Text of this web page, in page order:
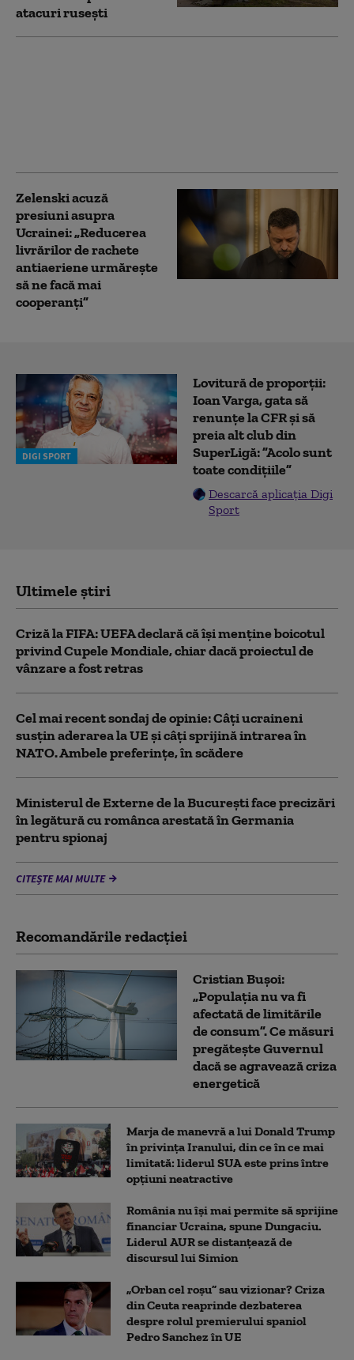
atacuri rusești
Zelenski acuză
presiuni asupra
Ucrainei: „Reducerea
livrărilor de rachete
antiaeriene urmărește
să ne facă mai
cooperanți”
DIGI SPORT
Lovitură de proporții:
Ioan Varga, gata să
renunțe la CFR și să
preia alt club din
SuperLigă: ”Acolo sunt
toate condițiile”
Descarcă aplicația Digi
Sport
Ultimele știri
Criză la FIFA: UEFA declară că îşi menţine boicotul
privind Cupele Mondiale, chiar dacă proiectul de
vânzare a fost retras
Cel mai recent sondaj de opinie: Câți ucraineni
susțin aderarea la UE și câți sprijină intrarea în
NATO. Ambele preferințe, în scădere
Ministerul de Externe de la București face precizări
în legătură cu românca arestată în Germania
pentru spionaj
CITEȘTE MAI MULTE
Recomandările redacţiei
Cristian Bușoi:
„Populația nu va fi
afectată de limitările
de consum”. Ce măsuri
pregătește Guvernul
dacă se agravează criza
energetică
Marja de manevră a lui Donald Trump
în privința Iranului, din ce în ce mai
limitată: liderul SUA este prins între
opțiuni neatractive
România nu își mai permite să sprijine
financiar Ucraina, spune Dungaciu.
Liderul AUR se distanțează de
discursul lui Simion
„Orban cel roșu” sau vizionar? Criza
din Ceuta reaprinde dezbaterea
despre rolul premierului spaniol
Pedro Sanchez în UE